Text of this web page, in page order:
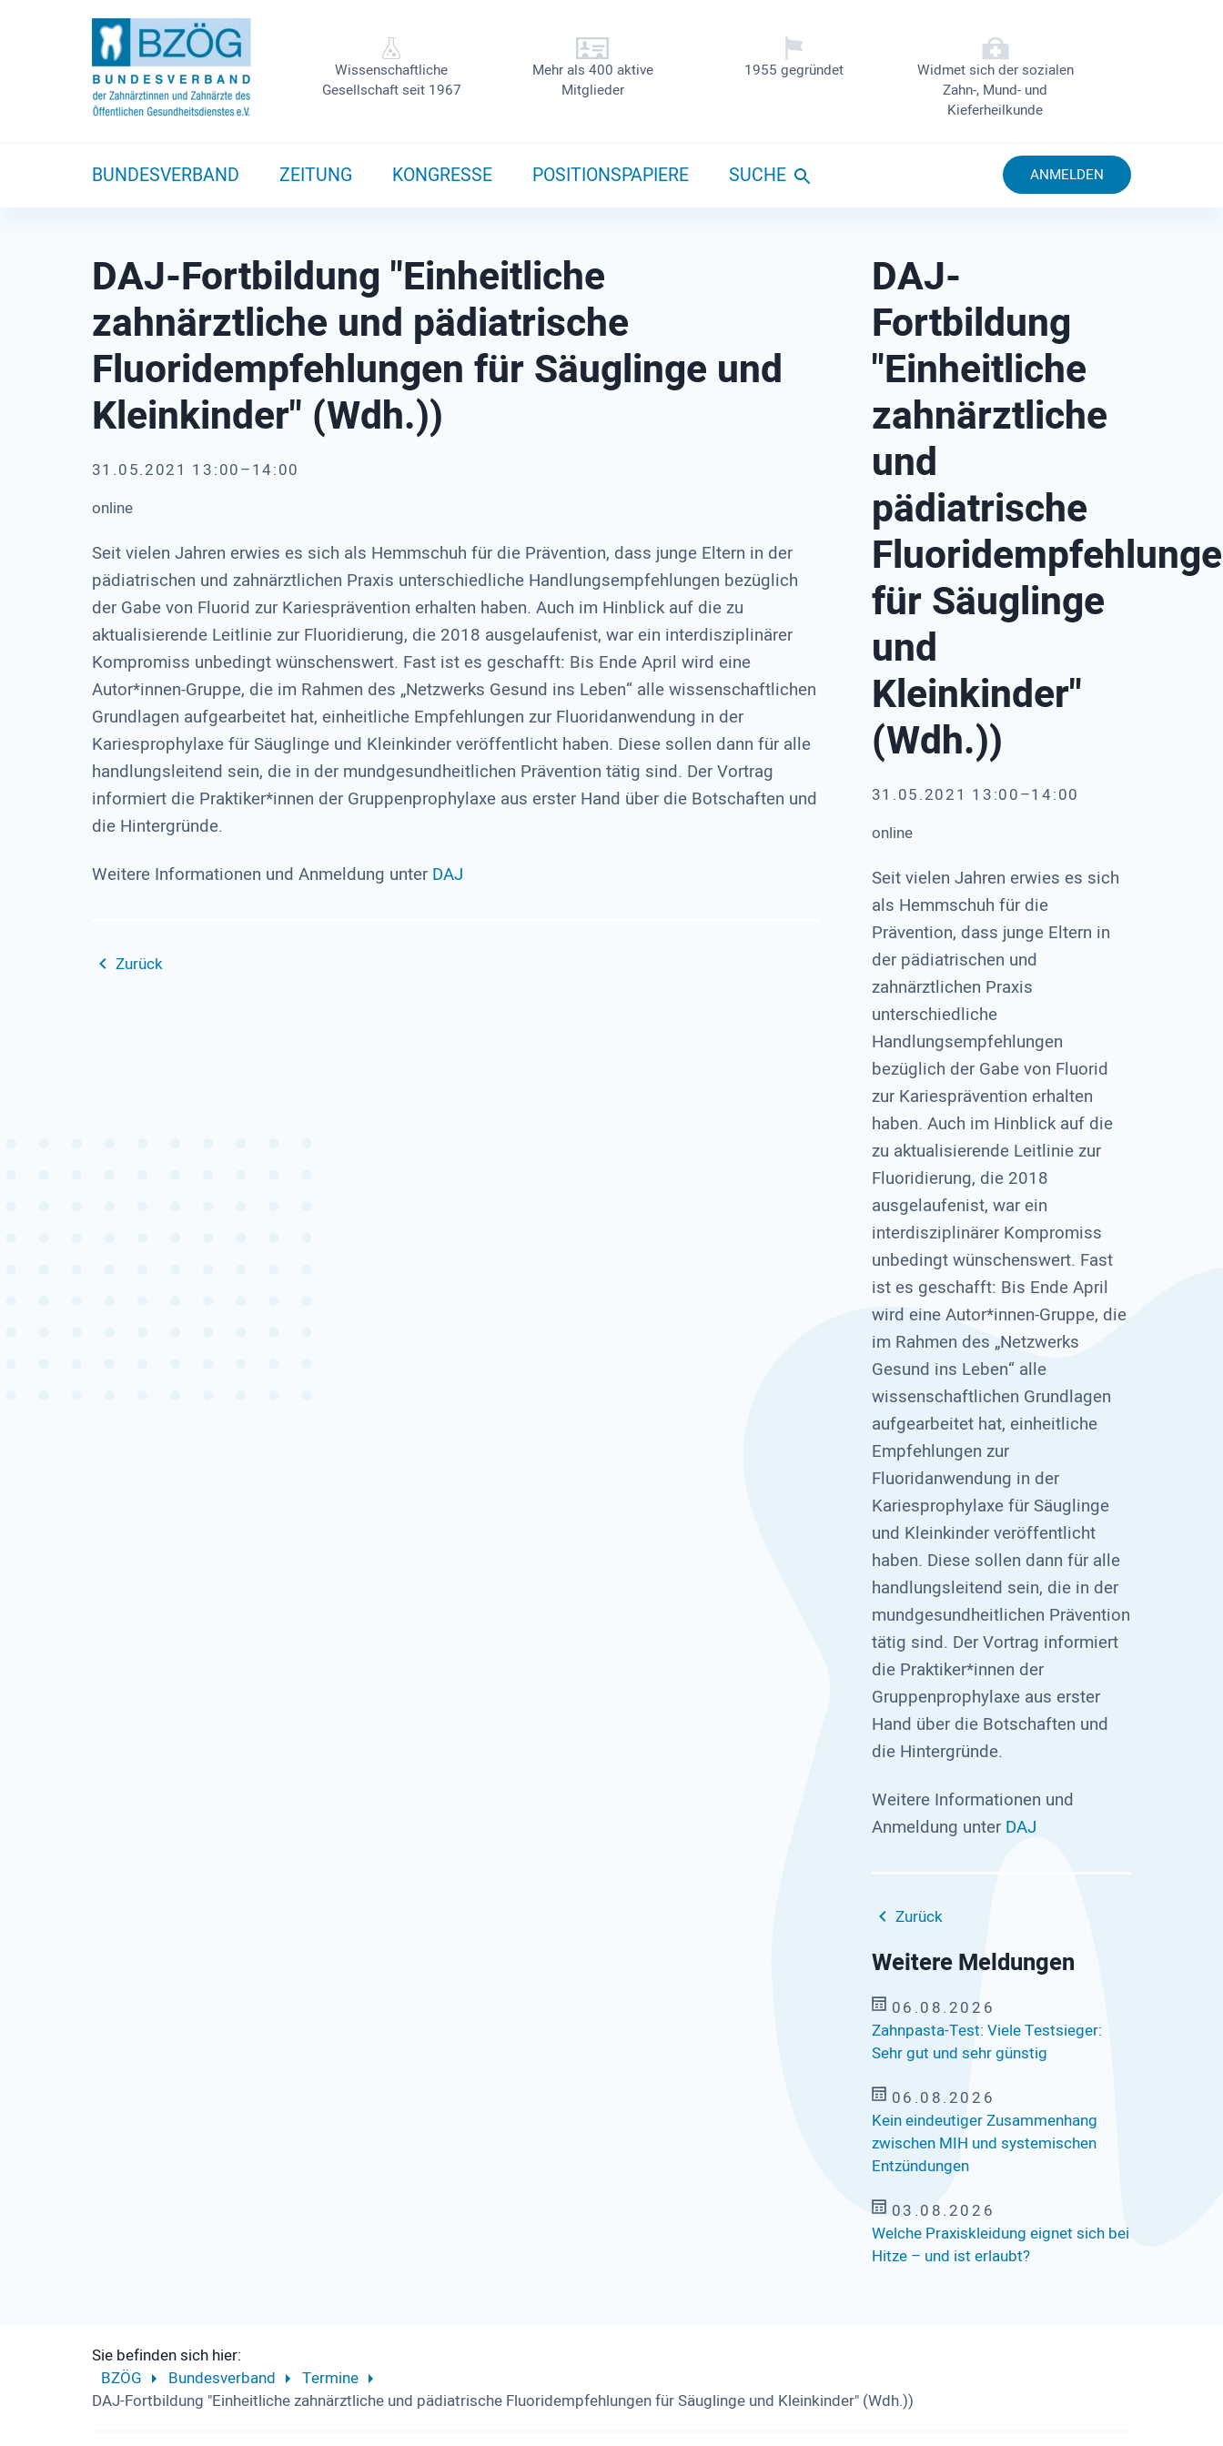
Wissenschaftliche
Gesellschaft seit 1967
Mehr als 400 aktive
Mitglieder
1955 gegründet
Widmet sich der sozialen
Zahn-, Mund- und
Kieferheilkunde
BUNDESVERBAND ZEITUNG KONGRESSE POSITIONSPAPIERE SUCHE ANMELDEN
DAJ-Fortbildung "Einheitliche
zahnärztliche und pädiatrische
Fluoridempfehlungen für Säuglinge und
Kleinkinder" (Wdh.))
31.05.2021 13:00–14:00
online
Seit vielen Jahren erwies es sich als Hemmschuh für die Prävention, dass junge Eltern in der
pädiatrischen und zahnärztlichen Praxis unterschiedliche Handlungsempfehlungen bezüglich
der Gabe von Fluorid zur Kariesprävention erhalten haben. Auch im Hinblick auf die zu
aktualisierende Leitlinie zur Fluoridierung, die 2018 ausgelaufenist, war ein interdisziplinärer
Kompromiss unbedingt wünschenswert. Fast ist es geschafft: Bis Ende April wird eine
Autor*innen-Gruppe, die im Rahmen des „Netzwerks Gesund ins Leben“ alle wissenschaftlichen
Grundlagen aufgearbeitet hat, einheitliche Empfehlungen zur Fluoridanwendung in der
Kariesprophylaxe für Säuglinge und Kleinkinder veröffentlicht haben. Diese sollen dann für alle
handlungsleitend sein, die in der mundgesundheitlichen Prävention tätig sind. Der Vortrag
informiert die Praktiker*innen der Gruppenprophylaxe aus erster Hand über die Botschaften und
die Hintergründe.
Weitere Informationen und Anmeldung unter DAJ
Zurück
DAJ-
Fortbildung
"Einheitliche
zahnärztliche
und
pädiatrische
für Säuglinge
und
Kleinkinder"
(Wdh.))
31.05.2021 13:00–14:00
online
Seit vielen Jahren erwies es sich
als Hemmschuh für die
Prävention, dass junge Eltern in
der pädiatrischen und
zahnärztlichen Praxis
unterschiedliche
Handlungsempfehlungen
bezüglich der Gabe von Fluorid
zur Kariesprävention erhalten
haben. Auch im Hinblick auf die
zu aktualisierende Leitlinie zur
Fluoridierung, die 2018
ausgelaufenist, war ein
interdisziplinärer Kompromiss
unbedingt wünschenswert. Fast
ist es geschafft: Bis Ende April
wird eine Autor*innen-Gruppe, die
im Rahmen des „Netzwerks
Gesund ins Leben“ alle
wissenschaftlichen Grundlagen
aufgearbeitet hat, einheitliche
Empfehlungen zur
Fluoridanwendung in der
Kariesprophylaxe für Säuglinge
und Kleinkinder veröffentlicht
haben. Diese sollen dann für alle
handlungsleitend sein, die in der
mundgesundheitlichen Prävention
tätig sind. Der Vortrag informiert
die Praktiker*innen der
Gruppenprophylaxe aus erster
Hand über die Botschaften und
die Hintergründe.
Weitere Informationen und
Anmeldung unter DAJ
Zurück
Weitere Meldungen
06.08.2026
Zahnpasta-Test: Viele Testsieger:
Sehr gut und sehr günstig
06.08.2026
Kein eindeutiger Zusammenhang
zwischen MIH und systemischen
Entzündungen
03.08.2026
Welche Praxiskleidung eignet sich bei
Hitze – und ist erlaubt?
Sie befinden sich hier:
BZÖG
Bundesverband
Termine
DAJ-Fortbildung "Einheitliche zahnärztliche und pädiatrische Fluoridempfehlungen für Säuglinge und Kleinkinder" (Wdh.))